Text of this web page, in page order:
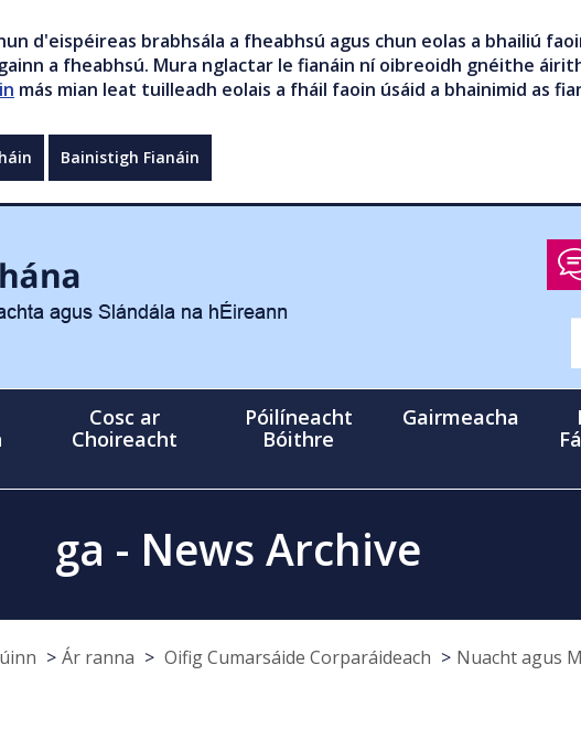
d'eispéireas brabhsála a fheabhsú agus chun eolas a bhailiú
a fheabhsú. Mura nglactar le fianáin ní oibreoidh gnéithe
más mian leat tuilleadh eolais a fháil faoin úsáid a bhainimid as
Bainistigh Fianáin
Cosc ar
Choireacht
Póilíneacht
Bóithre
Gairmeacha
ga - News Archive
Ár ranna Oifig Cumarsáide Corparáideach Nuacht agus